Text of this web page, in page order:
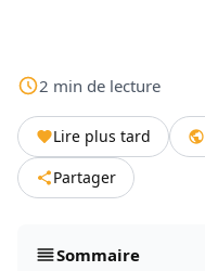
2 min de lecture
Lire plus tard
Partager
Sommaire